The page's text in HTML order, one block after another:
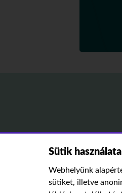
Sütik használata
Webhelyünk
sütiket, illetve